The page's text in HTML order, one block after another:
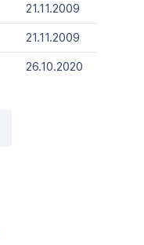
21.11.2009
21.11.2009
26.10.2020